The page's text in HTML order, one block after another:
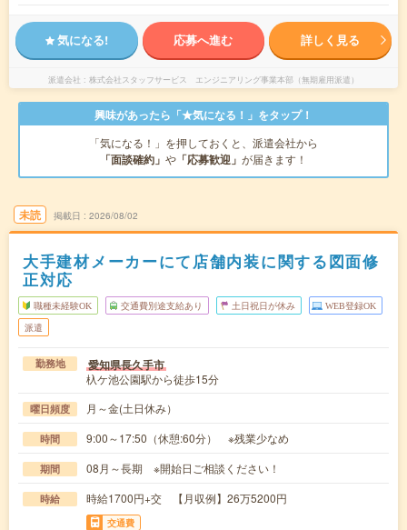
気になる! 応募へ進む 詳しく見る
派遣会社 株式会社スタッフサービス エンジニアリング事業本部（無期雇用派遣）
興味があったら「★気になる！」をタップ！
「気になる！」を押しておくと、派遣会社から
「面談確約」 や 「応募歓迎」 が届きます！
未読 掲載日 2026/08/02
大手建材メーカーにて店舗内装に関する図面修
正対応
職種未経験OK 交通費別途支給あり 土日祝日が休み WEB登録OK
派遣
勤務地 愛知県長久手市
杁ケ池公園駅から徒歩15分
曜日頻度 月～金(土日休み）
時間 9:00～17:50（休憩:60分） ※残業少なめ
期間 08月～長期 ※開始日ご相談ください！
時給 時給1700円+交 【月収例】26万5200円
交通費